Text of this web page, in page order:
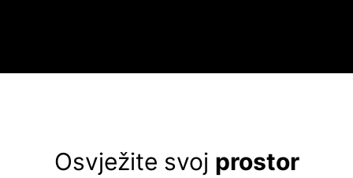
Osvježite svoj prostor